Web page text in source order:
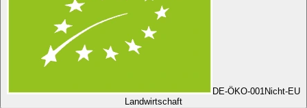
DE-ÖKO-001Nicht-EU
Landwirtschaft